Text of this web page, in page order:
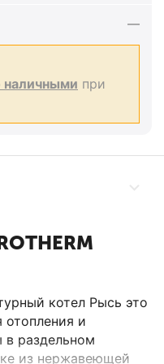
наличными при
котел Рысь это
отопления и
в раздельном
из нержавеющей